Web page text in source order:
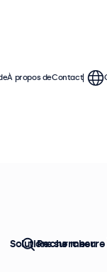
À propos deContact
Solutions sur mesure
Rechercher